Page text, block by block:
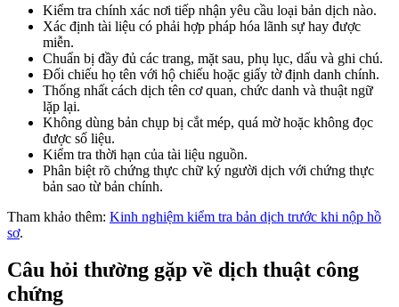
Kiểm tra chính xác nơi tiếp nhận yêu cầu loại bản dịch nào.
Xác định tài liệu có phải hợp pháp hóa lãnh sự hay được
miễn.
Chuẩn bị đầy đủ các trang, mặt sau, phụ lục, dấu và ghi chú.
Đối chiếu họ tên với hộ chiếu hoặc giấy tờ định danh chính.
Thống nhất cách dịch tên cơ quan, chức danh và thuật ngữ
lặp lại.
Không dùng bản chụp bị cắt mép, quá mờ hoặc không đọc
được số liệu.
Kiểm tra thời hạn của tài liệu nguồn.
Phân biệt rõ chứng thực chữ ký người dịch với chứng thực
bản sao từ bản chính.
Tham khảo thêm: Kinh nghiệm kiểm tra bản dịch trước khi nộp hồ
sơ.
Câu hỏi thường gặp về dịch thuật công
chứng